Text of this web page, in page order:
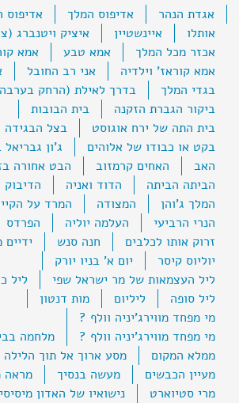
אגדת הנהר אדיפוס המלך
אדיפוס
אותלו
איינשטיין
איציק ויטנברג
אכזר מכל המלך
אמא טבע
אמא
אמא קוראז' וילדיה
אני רב החובל
בגדי המלך
בדרך לאילת (הרחק
ביקור הגברת הזקנה
בית הבובות
בית התה של ירח אוגוסט
בצל הבגידה
בקט או כבודו של אלוהים
ג'ון גבריאל
האב
האחים קרמזוב
הבט אחורה
הביתה הביתה
הדוד ואניה
הדיבוק
המלך ג'והן
המצודה
המרד על
הנרי הרביעי
העלמה יוליה הפרדס
זרוק אותו לכלבים
חנה סנש
יוליוס קיסר
יום א' בניו יורק
ליל העצמאות של מר ישראל שפי
ליל
ליל סופה
ליליום
מות דנטון
מי מפחד מווירג'יניה וולף ?
מי מפחד מווירג'יניה וולף ?
מלחמה
ממלא המקום
מסע ארוך אל תוך הלילה
מעיין הכבשים
מעשה בנסיך
מראה
מרי סטיוארט
נישואיו של האדון